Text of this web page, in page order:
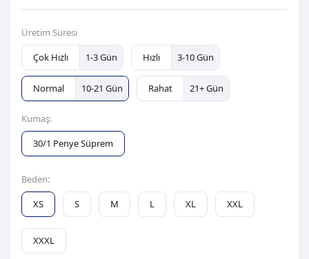
Üretim Süresi
Çok Hızlı
1-3 Gün Hızlı 3-10 Gün
Normal 10-21 Gün Rahat 21+ Gün
Kumaş:
30/1 Penye Süprem
Beden:
XS
S M L XL XXL
XXXL